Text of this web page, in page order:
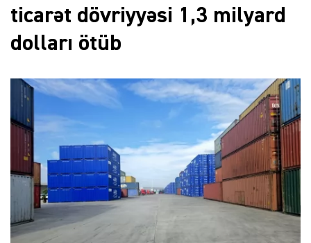
ticarət dövriyyəsi 1,3 milyard
dolları ötüb